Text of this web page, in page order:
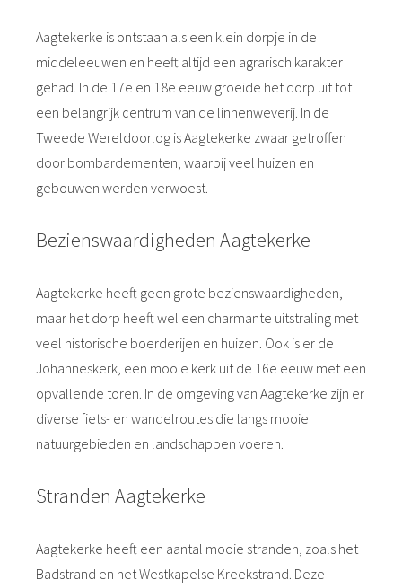
Aagtekerke is ontstaan als een klein dorpje in de
middeleeuwen en heeft altijd een agrarisch karakter
gehad. In de 17e en 18e eeuw groeide het dorp uit tot
een belangrijk centrum van de linnenweverij. In de
Tweede Wereldoorlog is Aagtekerke zwaar getroffen
door bombardementen, waarbij veel huizen en
gebouwen werden verwoest.
Bezienswaardigheden Aagtekerke
Aagtekerke heeft geen grote bezienswaardigheden,
maar het dorp heeft wel een charmante uitstraling met
veel historische boerderijen en huizen. Ook is er de
Johanneskerk, een mooie kerk uit de 16e eeuw met een
opvallende toren. In de omgeving van Aagtekerke zijn er
diverse fiets- en wandelroutes die langs mooie
natuurgebieden en landschappen voeren.
Stranden Aagtekerke
Aagtekerke heeft een aantal mooie stranden, zoals het
Badstrand en het Westkapelse Kreekstrand. Deze